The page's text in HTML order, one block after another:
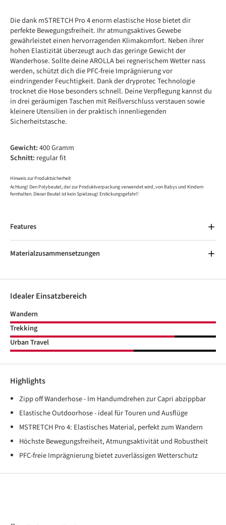
Die dank mSTRETCH Pro 4 enorm elastische Hose bietet dir
perfekte Bewegungsfreiheit. Ihr atmungsaktives Gewebe
gewährleistet einen hervorragenden Klimakomfort. Neben ihrer
hohen Elastizität überzeugt auch das geringe Gewicht der
Wanderhose. Sollte deine AROLLA bei regnerischem Wetter nass
werden, schützt dich die PFC-freie Imprägnierung vor
eindringender Feuchtigkeit. Dank der dryprotec Technologie
trocknet die Hose besonders schnell. Deine Verpflegung kannst du
in drei geräumigen Taschen mit Reißverschluss verstauen sowie
kleinere Utensilien in der praktisch innenliegenden
Sicherheitstasche.
Gewicht:400 Gramm
Schnitt: regular fit
Hinweis zur Produktsicherheit
Achtung! Den Polybeutel, der zur Produktverpackung verwendet wird, von Babys und Kindern
fernhalten. Dieser Beutel ist kein Spielzeug! Erstickungsgefahr!!
Features
Materialzusammensetzungen
Idealer Einsatzbereich
Wandern
Trekking
Urban Travel
Highlights
Zipp off Wanderhose - Im Handumdrehen zur Capri abzippbar
Elastische Outdoorhose - ideal für Touren und Ausflüge
MSTRETCH Pro 4: Elastisches Material, perfekt zum Wandern
Höchste Bewegungsfreiheit, Atmungsaktivität und Robustheit
PFC-freie Imprägnierung bietet zuverlässigen Wetterschutz